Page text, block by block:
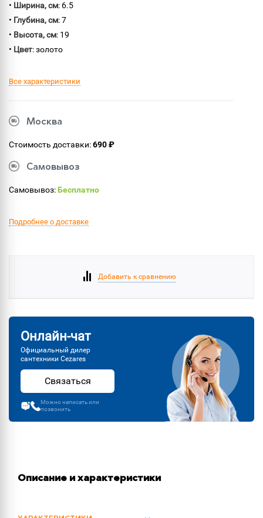
• Ширина, см: 6.5
• Глубина, см: 7
• Высота, см: 19
• Цвет: золото
Все характеристики
Москва
Стоимость доставки:690 ₽
Самовывоз
Самовывоз:Бесплатно
Подробнее о доставке
Добавить к сравнению
Онлайн-чат
Официальный дилер
сантехники Cezares
Связаться
Можно написать или
позвонить
Описание и характеристики